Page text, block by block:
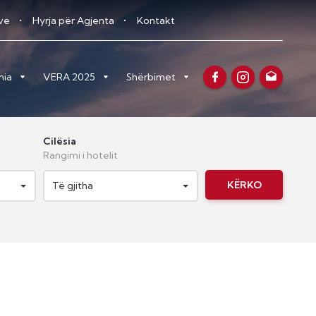
Hyrja për Agjenta Kontakt
VERA 2025 Shërbimet
Cilësia
Rangimi i hotelit
Të gjitha KËRKO